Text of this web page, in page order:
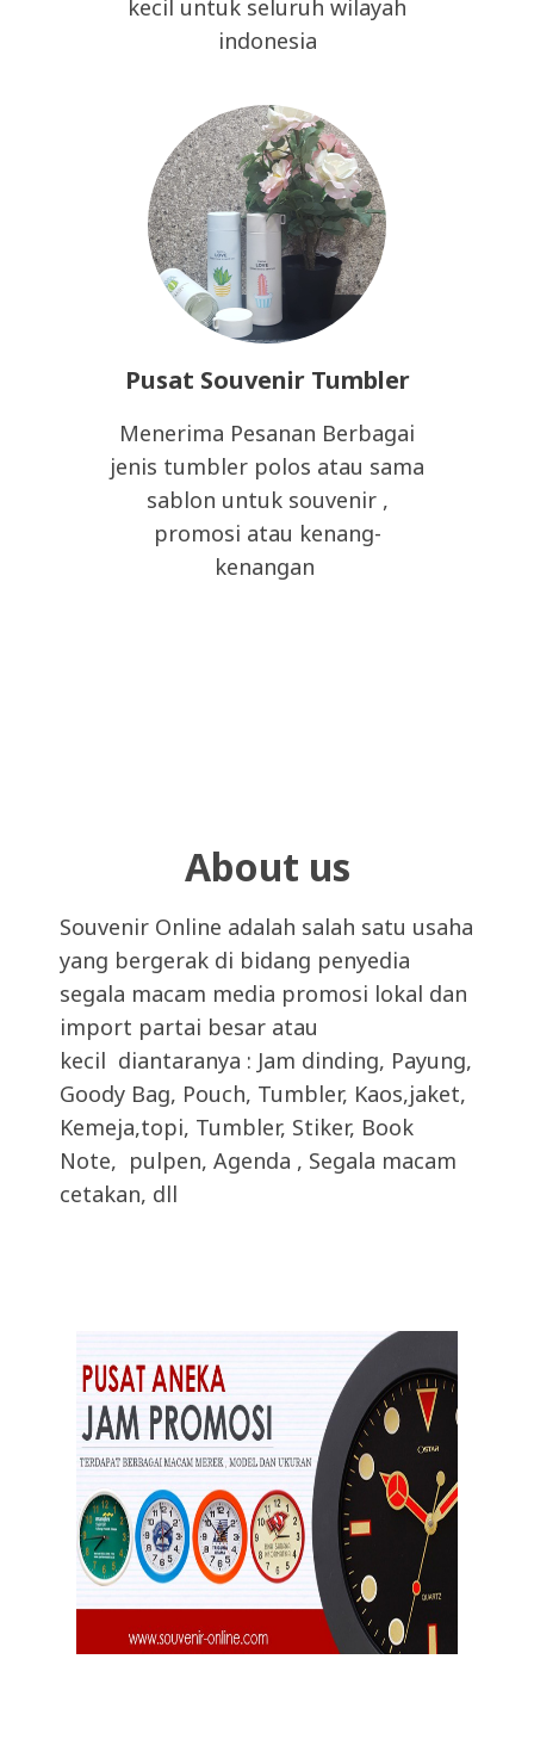
kecil untuk seluruh wilayah
indonesia
Pusat Souvenir Tumbler
Menerima Pesanan Berbagai
jenis tumbler polos atau sama
sablon untuk souvenir ,
promosi atau kenang-
kenangan
About us
Souvenir Online adalah salah satu usaha
yang bergerak di bidang penyedia
segala macam media promosi lokal dan
import partai besar atau
kecil diantaranya : Jam dinding, Payung,
Goody Bag, Pouch, Tumbler, Kaos,jaket,
Kemeja,topi, Tumbler, Stiker, Book
Note, pulpen, Agenda , Segala macam
cetakan, dll